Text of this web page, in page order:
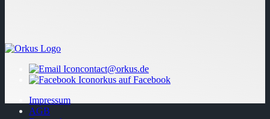
contact@orkus.de
orkus auf Facebook
Impressum
AGB